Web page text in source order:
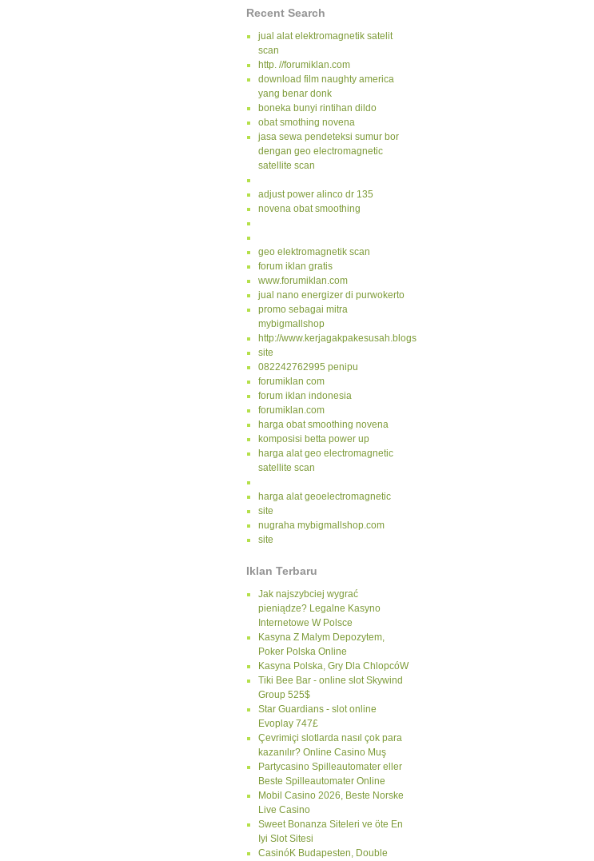
Recent Search
jual alat elektromagnetik satelit
scan
http. //forumiklan.com
download film naughty america
yang benar donk
boneka bunyi rintihan dildo
obat smothing novena
jasa sewa pendeteksi sumur bor
dengan geo electromagnetic
satellite scan
adjust power alinco dr 135
novena obat smoothing
geo elektromagnetik scan
forum iklan gratis
www.forumiklan.com
jual nano energizer di purwokerto
promo sebagai mitra
mybigmallshop
http://www.kerjagakpakesusah.blogspot.com/
site
082242762995 penipu
forumiklan com
forum iklan indonesia
forumiklan.com
harga obat smoothing novena
komposisi betta power up
harga alat geo electromagnetic
satellite scan
harga alat geoelectromagnetic
site
nugraha mybigmallshop.com
site
Iklan Terbaru
Jak najszybciej wygrać
pieniądze? Legalne Kasyno
Internetowe W Polsce
Kasyna Z Malym Depozytem,
Poker Polska Online
Kasyna Polska, Gry Dla ChlopcóW
Tiki Bee Bar - online slot Skywind
Group 525$
Star Guardians - slot online
Evoplay 747£
Çevrimiçi slotlarda nasıl çok para
kazanılır? Online Casino Muş
Partycasino Spilleautomater eller
Beste Spilleautomater Online
Mobil Casino 2026, Beste Norske
Live Casino
Sweet Bonanza Siteleri ve öte En
Iyi Slot Sitesi
CasinóK Budapesten, Double